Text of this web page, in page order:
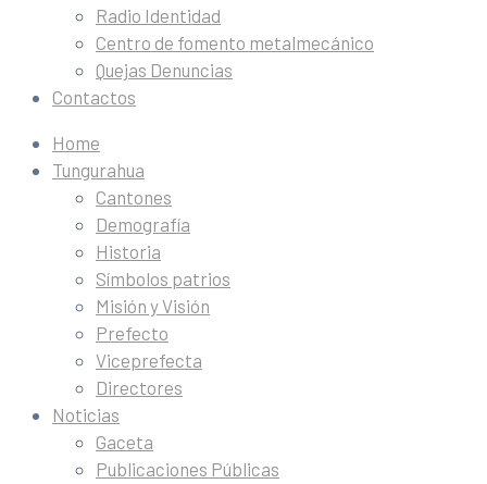
Radio Identidad
Centro de fomento metalmecánico
Quejas Denuncias
Contactos
Home
Tungurahua
Cantones
Demografía
Historia
Símbolos patrios
Misión y Visión
Prefecto
Viceprefecta
Directores
Noticias
Gaceta
Publicaciones Públicas